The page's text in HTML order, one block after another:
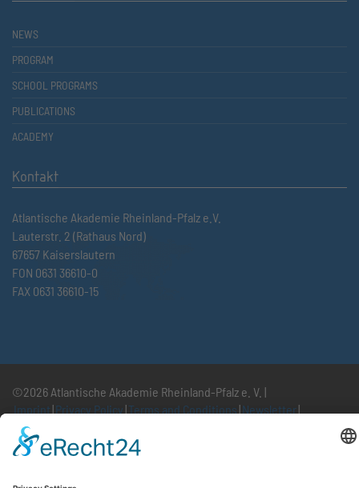
NEWS
PROGRAM
SCHOOL PROGRAMS
PUBLICATIONS
ACADEMY
Kontakt
Atlantische Akademie Rheinland-Pfalz e.V.
Lauterstr. 2 (Rathaus Nord)
67657 Kaiserslautern
FON 0631 36610-0
FAX 0631 36610-15
©2026 Atlantische Akademie Rheinland-Pfalz e. V. |
Imprint |Privacy Policy |Terms and Conditions |Newsletter|
Cookie settings